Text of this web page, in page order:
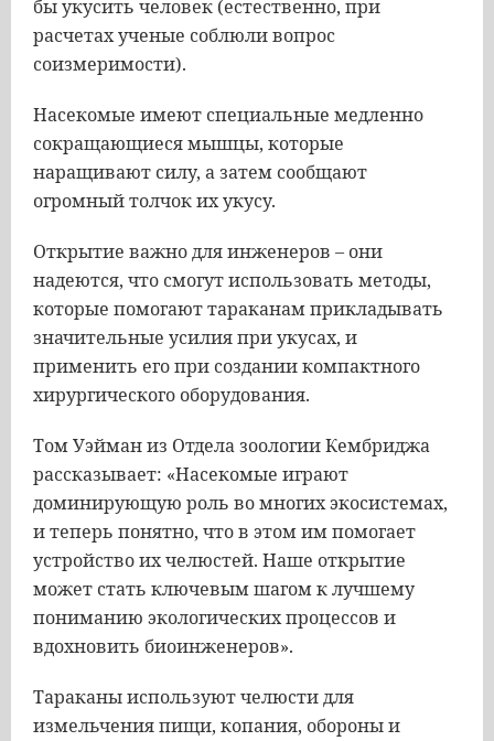
бы укусить человек (естественно, при
расчетах ученые соблюли вопрос
соизмеримости).
Насекомые имеют специальные медленно
сокращающиеся мышцы, которые
наращивают силу, а затем сообщают
огромный толчок их укусу.
Открытие важно для инженеров – они
надеются, что смогут использовать методы,
которые помогают тараканам прикладывать
значительные усилия при укусах, и
применить его при создании компактного
хирургического оборудования.
Том Уэйман из Отдела зоологии Кембриджа
рассказывает: «Насекомые играют
доминирующую роль во многих экосистемах,
и теперь понятно, что в этом им помогает
устройство их челюстей. Наше открытие
может стать ключевым шагом к лучшему
пониманию экологических процессов и
вдохновить биоинженеров».
Тараканы используют челюсти для
измельчения пищи, копания, обороны и